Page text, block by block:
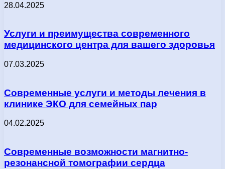
28.04.2025
Услуги и преимущества современного
медицинского центра для вашего здоровья
07.03.2025
Современные услуги и методы лечения в
клинике ЭКО для семейных пар
04.02.2025
Современные возможности магнитно-
резонансной томографии сердца